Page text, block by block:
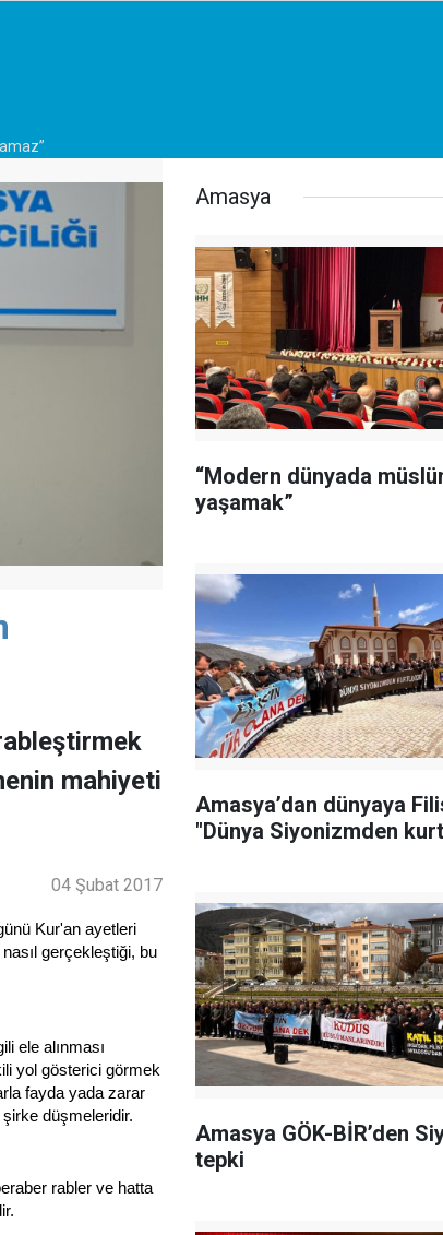
mahiyeti
04 Şubat 2017
Kur'an ayetleri
nasıl gerçekleştiği, bu
ele alınması
yol gösterici görmek
fayda yada zarar
düşmeleridir.
rabler ve hatta
Amasya
“Modern dünyada
yaşamak”
Amasya’dan dünyaya
"Dünya Siyonizmden
Amasya GÖK-BİR’den
tepki